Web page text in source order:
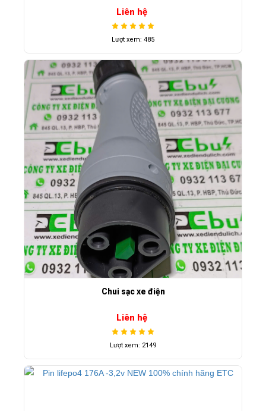
Liên hệ
Lượt xem: 485
Chui sạc xe điện
Liên hệ
Lượt xem: 2149